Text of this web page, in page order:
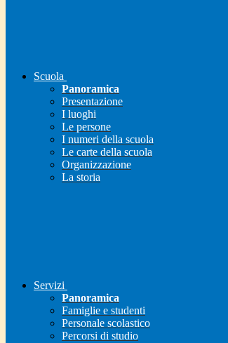
Scuola
Panoramica
Presentazione
I luoghi
Le persone
I numeri della scuola
Le carte della scuola
Organizzazione
La storia
Servizi
Panoramica
Famiglie e studenti
Personale scolastico
Percorsi di studio